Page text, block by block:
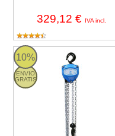
329,12 € IVA incl.
10%
ENVIO
GRATIS
Polipasto manual de